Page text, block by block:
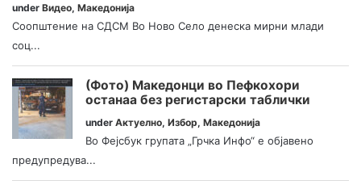
under Видео, Македонија
Соопштение на СДСМ Во Ново Село денеска мирни млади
соц...
(Фото) Македонци во Пефкохори
останаа без регистарски таблички
under Актуелно, Избор, Македонија
Во Фејсбук групата „Грчка Инфо“ е објавено
предупредува...